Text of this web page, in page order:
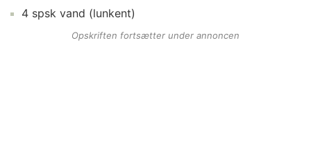
4 spsk vand (lunkent)
Opskriften fortsætter under annoncen